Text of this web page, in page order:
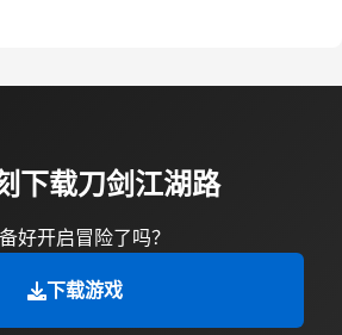
下载刀剑江湖路
好开启冒险了吗？
下载游戏